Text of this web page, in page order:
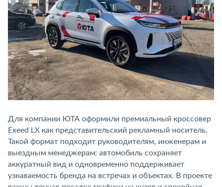
Для компании ЮТА оформили премиальный кроссовер
Exeed LX как представительский рекламный носитель.
Такой формат подходит руководителям, инженерам и
выездным менеджерам: автомобиль сохраняет
аккуратный вид и одновременно поддерживает
узнаваемость бренда на встречах и объектах. В проекте